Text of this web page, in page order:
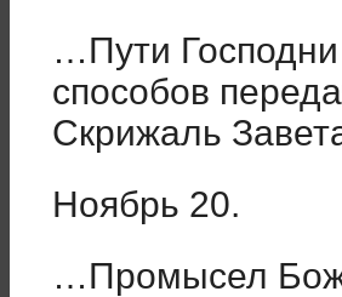
…Пути
способов
Скрижаль
Ноябрь 20.
…Промысел